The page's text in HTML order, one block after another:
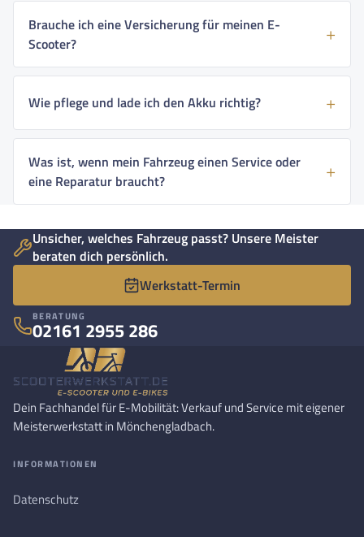
Brauche ich eine Versicherung für meinen E-
Scooter?
Wie pflege und lade ich den Akku richtig?
Was ist, wenn mein Fahrzeug einen Service oder
eine Reparatur braucht?
Unsicher, welches Fahrzeug passt? Unsere Meister
beraten dich persönlich.
Werkstatt-Termin
BERATUNG
02161 2955 286
Dein Fachhandel für E-Mobilität: Verkauf und Service mit eigener
Meisterwerkstatt in Mönchengladbach.
INFORMATIONEN
Datenschutz